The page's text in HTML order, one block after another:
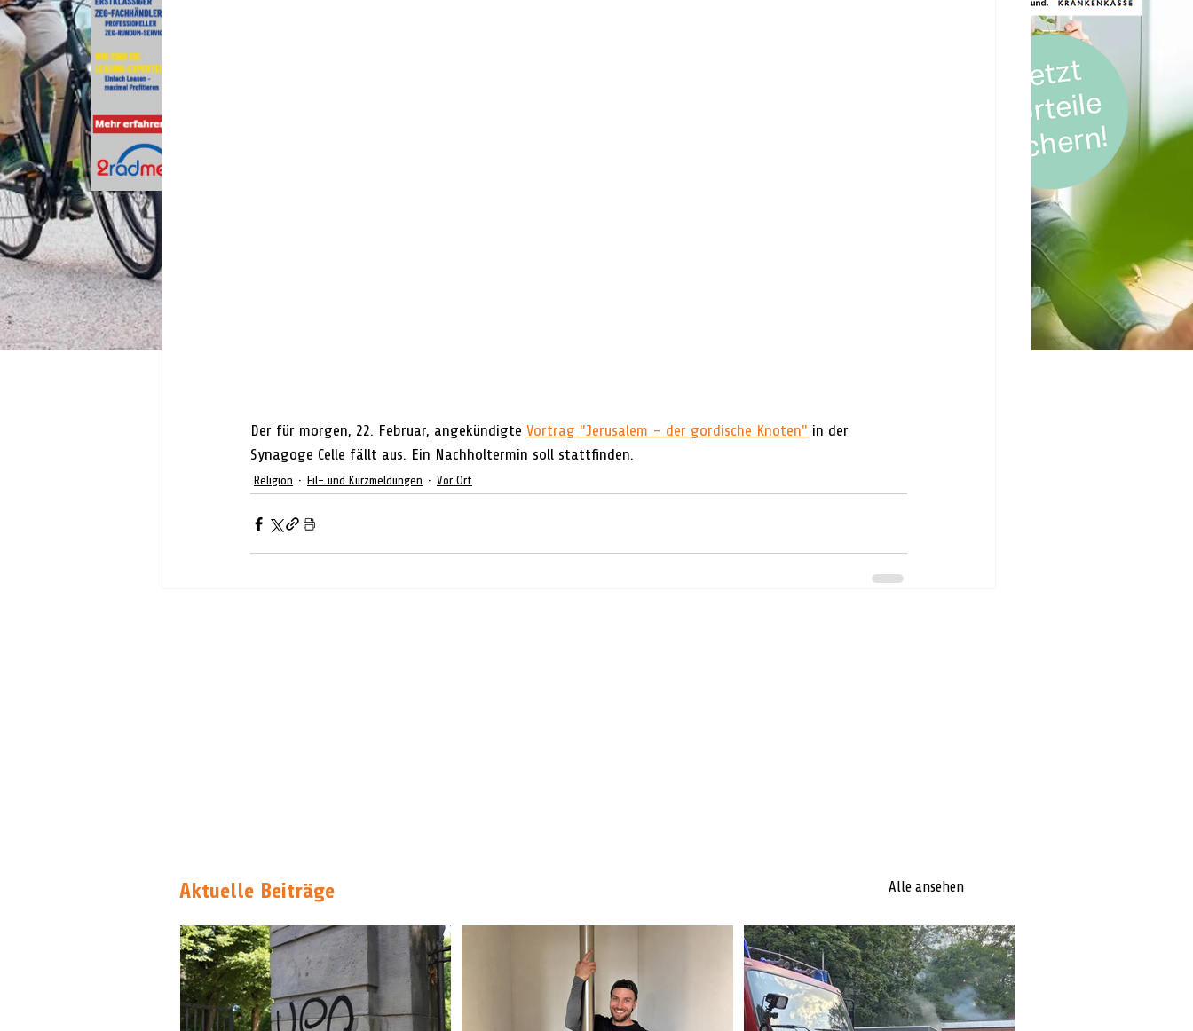
Der für morgen, 22. Februar, angekündigte Vortrag "Jerusalem - der gordische Knoten" in der
Synagoge Celle fällt aus. Ein Nachholtermin soll stattfinden.
Religion Eil- und Kurzmeldungen Vor Ort
Aktuelle Beiträge Alle ansehen